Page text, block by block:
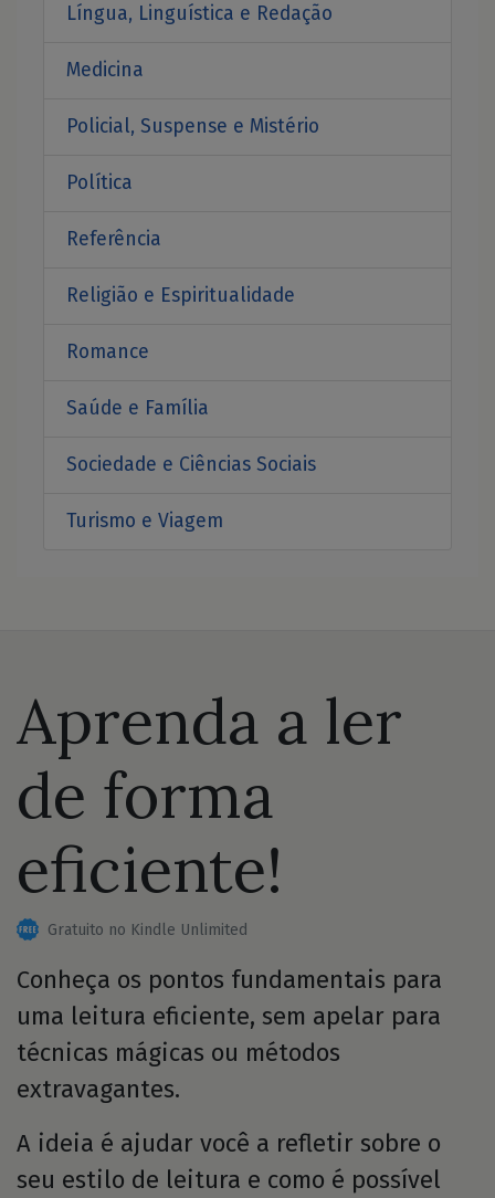
Língua, Linguística e Redação
Medicina
Policial, Suspense e Mistério
Política
Referência
Religião e Espiritualidade
Romance
Saúde e Família
Sociedade e Ciências Sociais
Turismo e Viagem
Aprenda a ler
de forma
eficiente!
Gratuito no Kindle Unlimited
Conheça os pontos fundamentais para
uma leitura eficiente, sem apelar para
técnicas mágicas ou métodos
extravagantes.
A ideia é ajudar você a refletir sobre o
seu estilo de leitura e como é possível